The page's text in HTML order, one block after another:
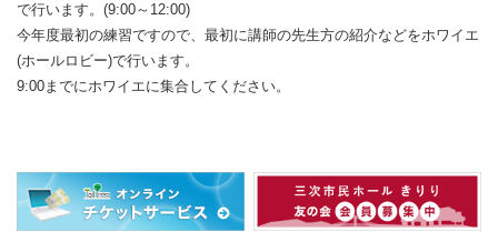
で行います。(9:00～12:00)
今年度最初の練習ですので、最初に講師の先生方の紹介などをホワイエ
(ホールロビー)で行います。
9:00までにホワイエに集合してください。